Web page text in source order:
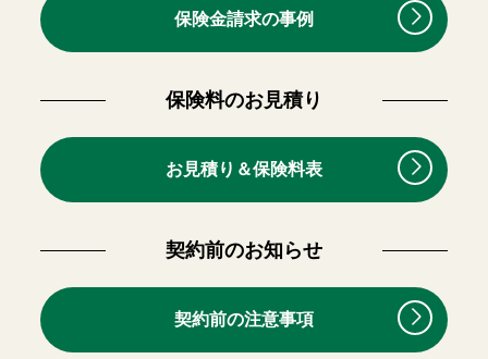
保険金請求の事例
保険料のお見積り
お見積り＆保険料表
契約前のお知らせ
契約前の注意事項